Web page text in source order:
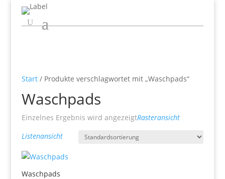
Start/ Produkte verschlagwortet mit „Waschpads“
Waschpads
Einzelnes Ergebnis wird angezeigtRasteransicht
Listenansicht
Waschpads